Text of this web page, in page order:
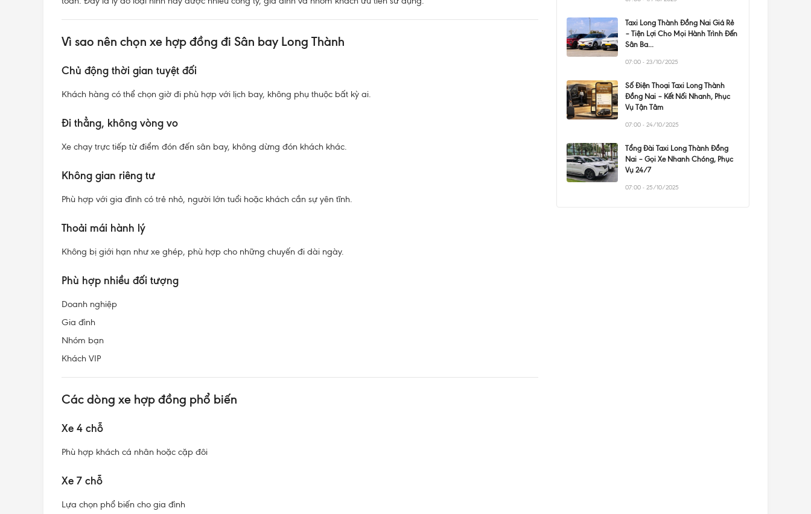
Vì sao nên chọn xe hợp đồng đi Sân bay Long Thành
Chủ động thời gian tuyệt đối
Khách hàng có thể chọn giờ đi phù hợp với lịch bay, không phụ thuộc bất kỳ ai.
Đi thẳng, không vòng vo
Xe chạy trực tiếp từ điểm đón đến sân bay, không dừng đón khách khác.
Không gian riêng tư
Phù hợp với gia đình có trẻ nhỏ, người lớn tuổi hoặc khách cần sự yên tĩnh.
Thoải mái hành lý
Không bị giới hạn như xe ghép, phù hợp cho những chuyến đi dài ngày.
Phù hợp nhiều đối tượng
Doanh nghiệp
Gia đình
Nhóm bạn
Khách VIP
Các dòng xe hợp đồng phổ biến
Xe 4 chỗ
Phù hợp khách cá nhân hoặc cặp đôi
Xe 7 chỗ
Lựa chọn phổ biến cho gia đình
Taxi Long Thành Đồng Nai Giá Rẻ
– Tiện Lợi Cho Mọi Hành Trình Đến
Sân Ba...
07:00 - 23/10/2025
Số Điện Thoại Taxi Long Thành
Đồng Nai – Kết Nối Nhanh, Phục
Vụ Tận Tâm
07:00 - 24/10/2025
Tổng Đài Taxi Long Thành Đồng
Nai – Gọi Xe Nhanh Chóng, Phục
Vụ 24/7
07:00 - 25/10/2025